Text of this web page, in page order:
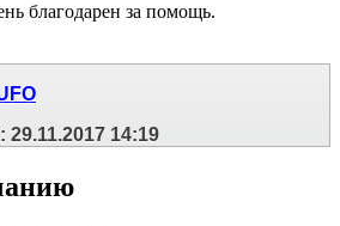
благодарен за помощь.
29.11.2017 14:19